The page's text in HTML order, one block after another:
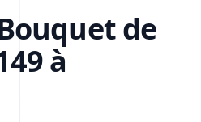
de
à